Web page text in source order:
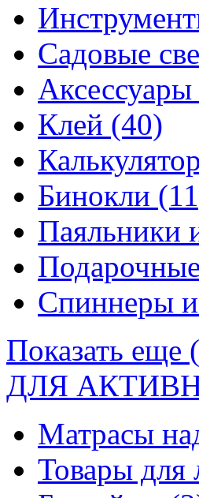
Садовые
Аксессуары
Клей (40)
Бинокли
Паяльники
Спиннеры и
Показать еще
ДЛЯ
Матрасы
Товары для